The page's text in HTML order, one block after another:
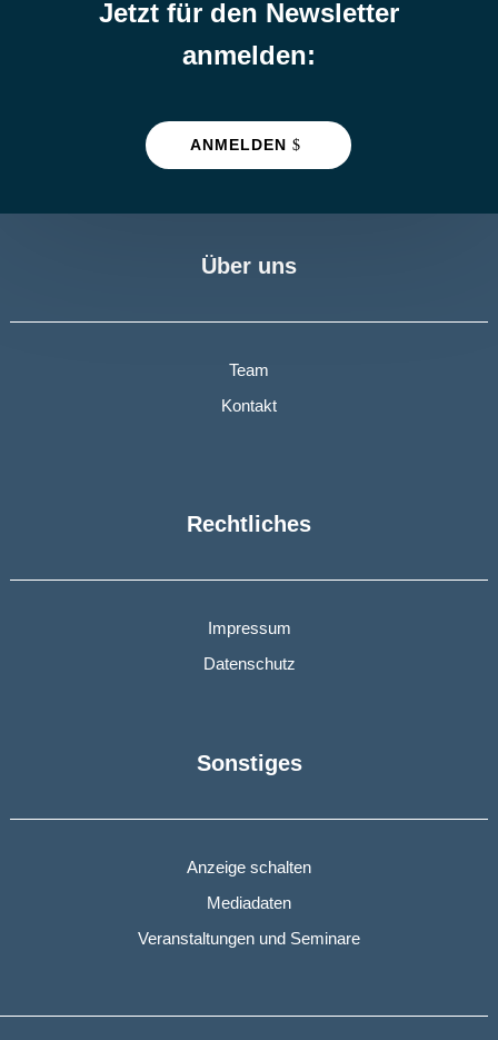
Jetzt für den Newsletter
anmelden:
ANMELDEN
Über uns
Team
Kontakt
Rechtliches
Impressum
Datenschutz
Sonstiges
Anzeige schalten
Mediadaten
Veranstaltungen und Seminare